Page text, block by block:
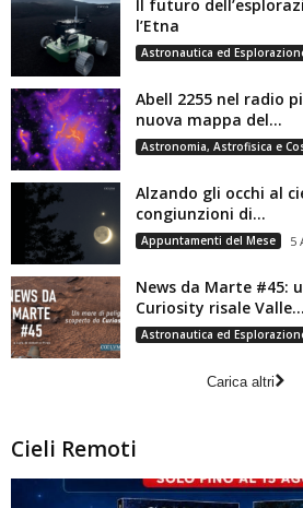
Il futuro
l’Etna
Astronautica ed
Abell 2255 nel radio
nuova mappa del...
Astronomia, Astrofisica e
Alzando gli occhi al
congiunzioni di...
Appuntamenti del Mese 5
News da Marte #45:
Curiosity risale Valle...
Astronautica ed
Carica altri
Cieli Remoti